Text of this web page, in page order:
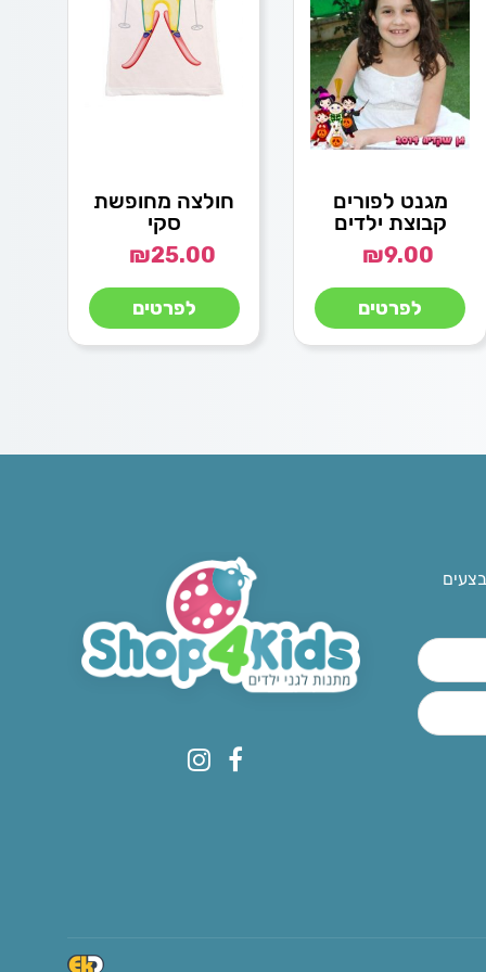
מגנט לפורים
קבוצת ילדים
₪9.00
לפרטים
חולצה מחופשת
סקי
₪25.00
לפרטים